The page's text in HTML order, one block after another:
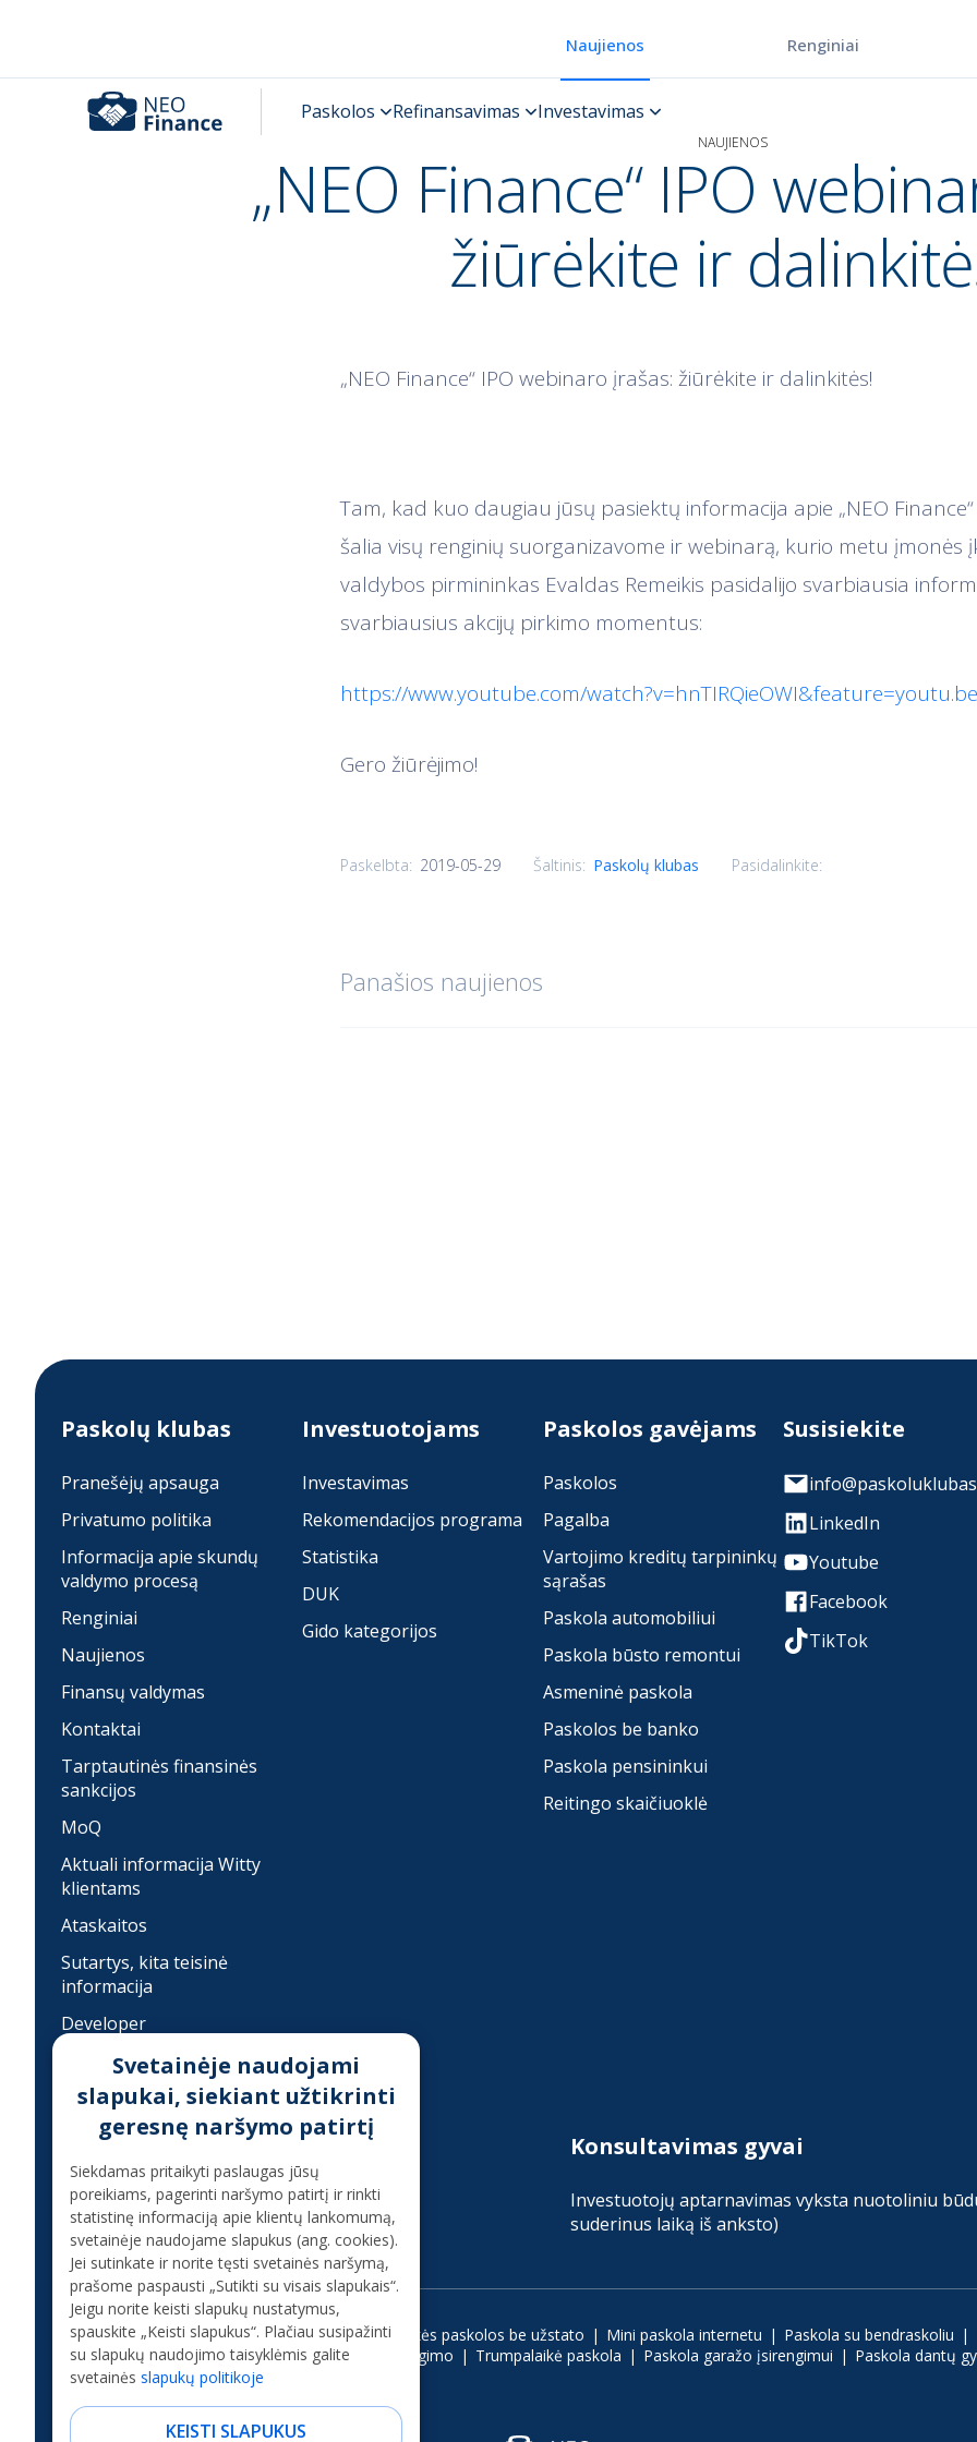
Naujienos Renginiai
NAUJIENOS
„NEO Finance“ IPO
žiūrėkite ir
„NEO Finance“ IPO webinaro įrašas: žiūrėkite ir dalinkitės!
Tam, kad kuo daugiau jūsų pasiektų informacija apie „NEO
šalia visų renginių suorganizavome ir webinarą, kurio metu įmonės
valdybos pirmininkas Evaldas Remeikis pasidalijo svarbiausia
svarbiausius akcijų pirkimo momentus:
https://www.youtube.com/watch?v=hnTIRQieOWI&feature=youtu.be
Gero žiūrėjimo!
Paskelbta: 2019-05-29 Šaltinis: Paskolų klubas Pasidalinkite:
Panašios naujienos
Paskolų klubas
Pranešėjų apsauga
Privatumo politika
Informacija apie skundų
valdymo procesą
Renginiai
Naujienos
Finansų valdymas
Kontaktai
Tarptautinės finansinės
sankcijos
MoQ
Aktuali informacija Witty
klientams
Ataskaitos
Sutartys, kita teisinė
informacija
Developer
Įkainiai
Finansinis sukčiavimas
Investuotojams
Investavimas
Rekomendacijos programa
Statistika
DUK
Gido kategorijos
Paskolos gavėjams
Paskolos
Pagalba
Vartojimo kreditų tarpininkų
sąrašas
Paskola automobiliui
Paskola būsto remontui
Asmeninė paskola
Paskolos be banko
Paskola pensininkui
Reitingo skaičiuoklė
Susisiekite
LinkedIn
Youtube
Facebook
TikTok
Konsultacija telefonu
+37070080075
(skambinant iš užsienio +37068700300)
Konsultavimas gyvai
Investuotojų aptarnavimas vyksta nuotoliniu
suderinus laiką iš anksto)
Vartojimo paskola Kreditas internetu Ilgalaikės paskolos be užstato Mini paskola internetu Paskola su bendraskoliu
Paskola studijoms
Paskola be pabrangimo Trumpalaikė paskola Paskola garažo įsirengimui Paskola dantų
Svetainėje naudojami
slapukai, siekiant užtikrinti
geresnę naršymo patirtį
Siekdamas pritaikyti paslaugas jūsų
poreikiams, pagerinti naršymo patirtį ir rinkti
statistinę informaciją apie klientų lankomumą,
svetainėje naudojame slapukus (ang. cookies).
Jei sutinkate ir norite tęsti svetainės naršymą,
prašome paspausti „Sutikti su visais slapukais“.
Jeigu norite keisti slapukų nustatymus,
spauskite „Keisti slapukus“. Plačiau susipažinti
su slapukų naudojimo taisyklėmis galite
svetainės slapukų politikoje
KEISTI SLAPUKUS